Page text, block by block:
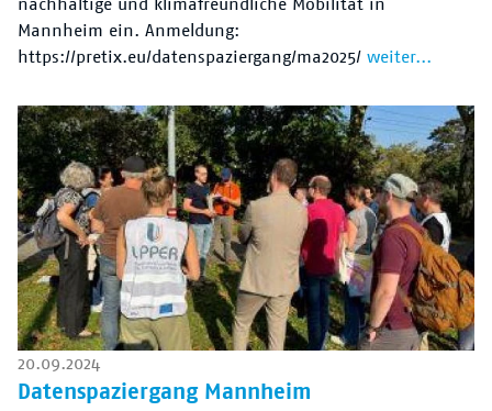
nachhaltige und klimafreundliche Mobilität in
Mannheim ein. Anmeldung:
https://pretix.eu/datenspaziergang/ma2025/ weiter...
20.09.2024
Datenspaziergang Mannheim